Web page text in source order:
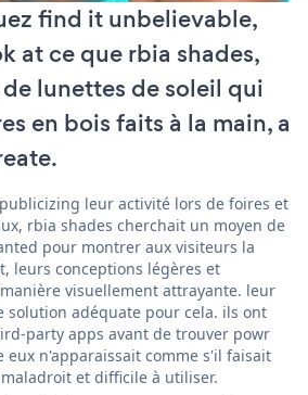
find it unbelievable,
at ce que rbia shades,
lunettes de soleil qui
en bois faits à la main, a
leur activité lors de foires et
rbia shades cherchait un moyen de
pour montrer aux visiteurs la
leurs conceptions légères et
visuellement attrayante. leur
solution adéquate pour cela. ils ont
party apps avant de trouver powr
n'apparaissait comme s'il faisait
et difficile à utiliser.